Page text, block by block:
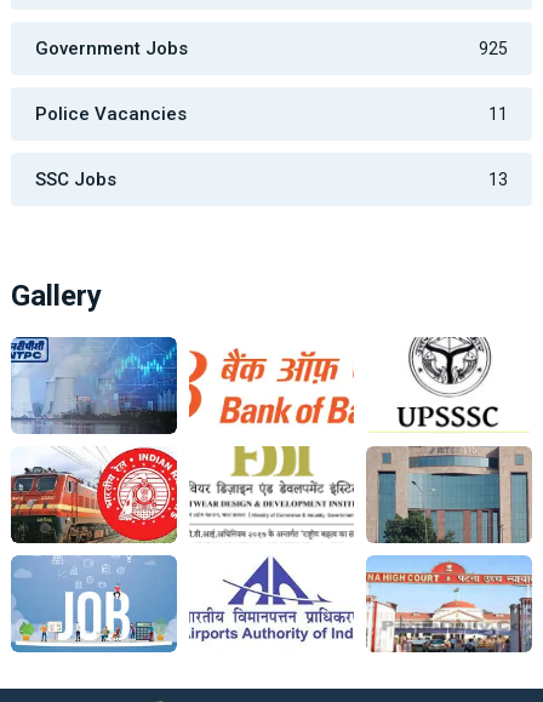
Government Jobs 925
Police Vacancies 11
SSC Jobs 13
Gallery